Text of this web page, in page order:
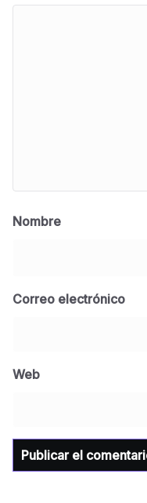
Nombre
Correo electrónico
Web
para la